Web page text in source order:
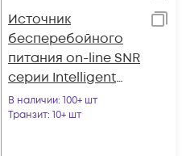
Источник
бесперебойного
питания on-line SNR
серии Intelligent
3000 VA, 96VDC
В наличии: 100+ шт
Транзит: 10+ шт